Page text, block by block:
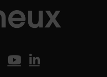
YouTube
LinkedIn